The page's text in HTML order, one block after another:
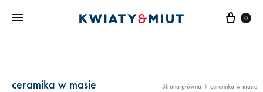
0
ceramika w masie Strona główna ceramika w masie